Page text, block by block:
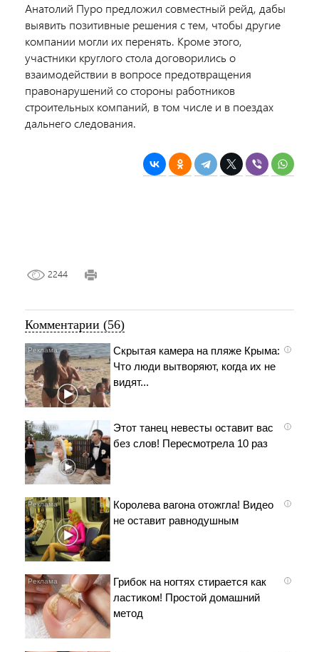
Анатолий Пуро предложил совместный рейд, дабы
выявить позитивные решения с тем, чтобы другие
компании могли их перенять. Кроме этого,
участники круглого стола договорились о
взаимодействии в вопросе предотвращения
правонарушений со стороны работников
строительных компаний, в том числе и в поездах
дальнего следования.
2244
Комментарии (56)
i
Скрытая камера на пляже Крыма:
Что люди вытворяют, когда их не
видят...
i
Этот танец невесты оставит вас
без слов! Пересмотрела 10 раз
i
Королева вагона отожгла! Видео
не оставит равнодушным
i
Грибок на ногтях стирается как
ластиком! Простой домашний
метод